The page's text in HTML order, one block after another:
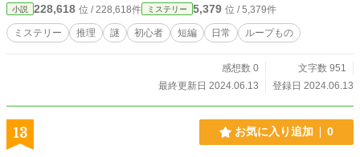
小説 228,618 位 / 228,618件 ミステリー 5,379 位 / 5,379件
ミステリー 推理 謎 初心者 短編 日常 ループもの
感想数 0
文字数 951
最終更新日 2024.06.13
登録日 2024.06.13
13 お気に入り追加 0